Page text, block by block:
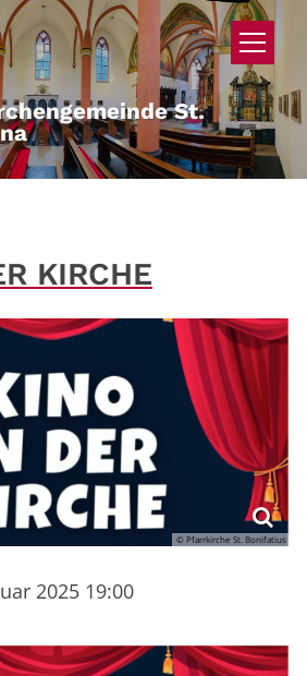
St.
KIRCHE
© Pfarrkirche St. Bonifatius
2025 19:00